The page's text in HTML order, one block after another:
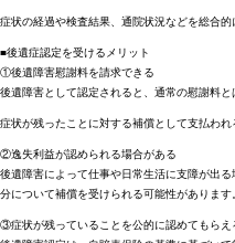
症状の経過や検査結果、通院状況などを総合的
■後遺症認定を受けるメリット
①後遺障害慰謝料を請求できる
後遺障害として認定されると、通常の慰謝料と
症状が残ったことに対する補償として支払わ
②逸失利益が認められる場合がある
後遺障害によって仕事や日常生活に支障が出
分について補償を受けられる可能性があります
③症状が残っていることを公的に認めてもらえ